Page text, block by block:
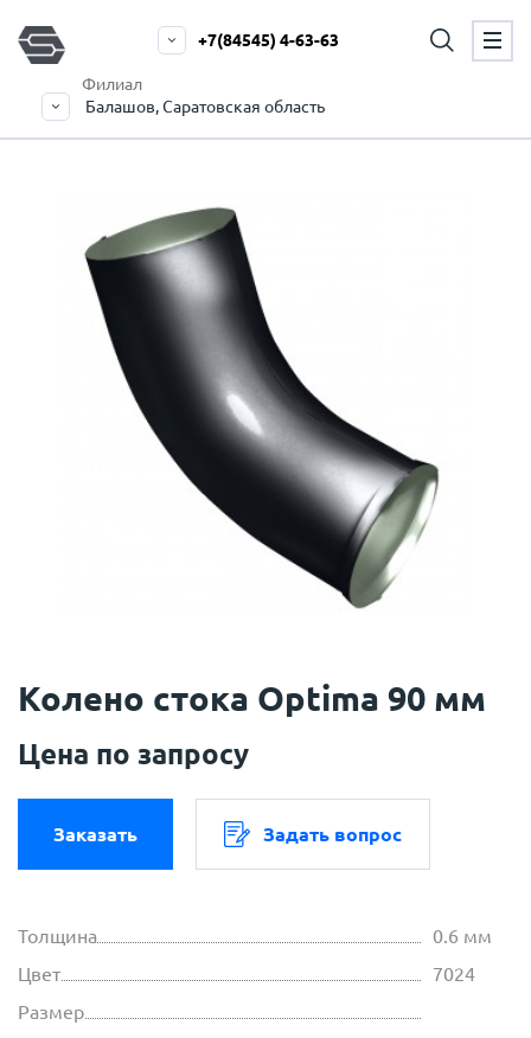
Филиал
Балашов, Саратовская область
+7(84545) 4-63-63
Колено стока Optima 90 мм
Цена по запросу
Заказать Задать вопрос
Толщина
0.6 мм
Цвет
7024
Размер